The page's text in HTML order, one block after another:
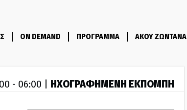
ON DEMAND ΠΡΟΓΡΑΜΜΑ ΑΚΟΥ ΖΩΝΤΑΝΑ
- 06:00 | ΗΧΟΓΡΑΦΗΜΕΝΗ ΕΚΠΟΜΠΗ